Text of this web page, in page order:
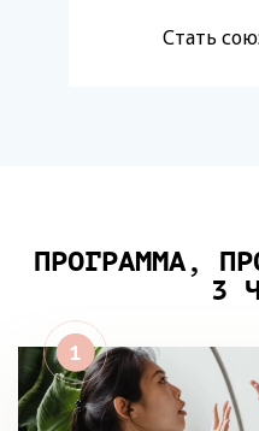
Стать
ПРОГРАММА,
3